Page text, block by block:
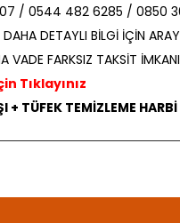
/ 0544 482 6285 / 0850
DETAYLI BİLGİ İÇİN
VADE FARKSIZ TAKSİT
+ TÜFEK TEMİZLEME